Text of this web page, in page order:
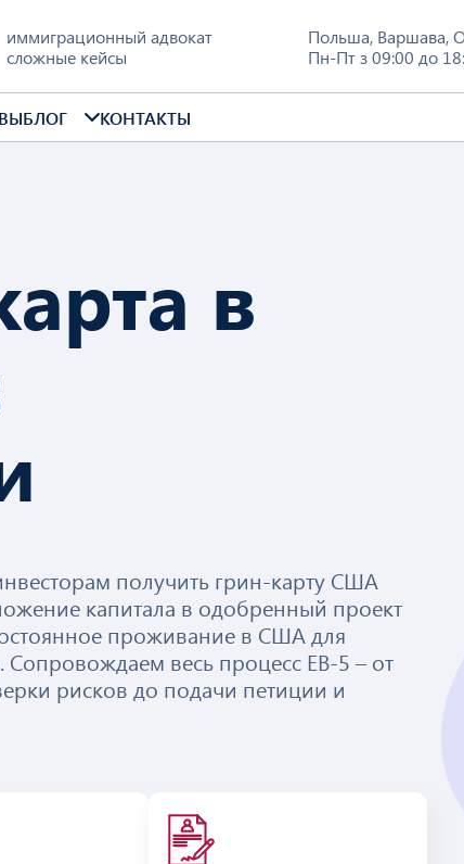
иммиграционный адвокат
сложные кейсы
Польша, Варшава,
Пн-Пт з 09:00 до
БЛОГ КОНТАКТЫ
в
получить грин-карту США
капитала в одобренный проект
проживание в США для
Сопровождаем весь процесс EB-5 – от
рисков до подачи петиции и